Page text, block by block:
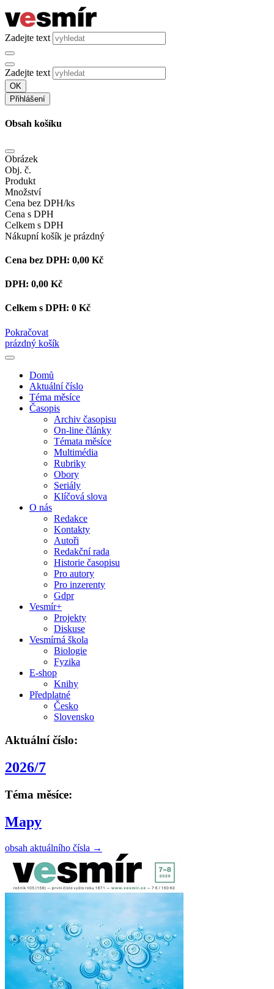
Zadejte text
Zadejte text
OK
Přihlášení
Obsah košíku
Obrázek
Obj. č.
Produkt
Množství
Cena bez DPH/ks
Cena s DPH
Celkem s DPH
Nákupní košík je prázdný
Cena bez DPH: 0,00 Kč
DPH: 0,00 Kč
Celkem s DPH: 0 Kč
Pokračovat
prázdný košík
Domů
Aktuální číslo
Téma měsíce
Časopis
Archiv časopisu
On-line články
Témata měsíce
Multimédia
Rubriky
Obory
Seriály
Klíčová slova
O nás
Redakce
Kontakty
Autoři
Redakční rada
Historie časopisu
Pro autory
Pro inzerenty
Gdpr
Vesmír+
Projekty
Diskuse
Vesmírná škola
Biologie
Fyzika
E-shop
Knihy
Předplatné
Česko
Slovensko
Aktuální číslo:
2026/7
Téma měsíce:
Mapy
obsah aktuálního čísla →